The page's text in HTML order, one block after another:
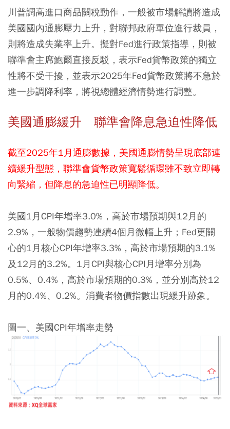
川普調高進口商品關稅動作，一般被市場解讀將造成
美國國內通膨壓力上升，對聯邦政府單位進行裁員，
則將造成失業率上升。擬對Fed進行政策指導，則被
聯準會主席鮑爾直接反駁，表示Fed貨幣政策的獨立
性將不受干擾，並表示2025年Fed貨幣政策將不急於
進一步調降利率，將視總體經濟情勢進行調整。
美國通膨緩升 聯準會降息急迫性降低
截至2025年1月通膨數據，美國通膨情勢呈現底部連
續緩升型態，聯準會貨幣政策寬鬆循環雖不致立即轉
向緊縮，但降息的急迫性已明顯降低。
美國1月CPI年增率3.0%，高於市場預期與12月的
2.9%，一般物價趨勢連續4個月微幅上升；Fed更關
心的1月核心CPI年增率3.3%，高於市場預期的3.1%
及12月的3.2%。1月CPI與核心CPI月增率分別為
0.5%、0.4%，高於市場預期的0.3%，並分別高於12
月的0.4%、0.2%。消費者物價指數出現緩升跡象。
圖一、美國CPI年增率走勢